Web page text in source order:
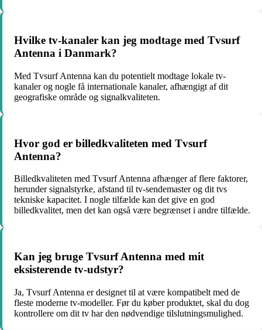
Hvilke tv-kanaler kan jeg modtage med Tvsurf
Antenna i Danmark?
Med Tvsurf Antenna kan du potentielt modtage lokale tv-
kanaler og nogle få internationale kanaler, afhængigt af dit
geografiske område og signalkvaliteten.
Hvor god er billedkvaliteten med Tvsurf
Antenna?
Billedkvaliteten med Tvsurf Antenna afhænger af flere faktorer,
herunder signalstyrke, afstand til tv-sendemaster og dit tvs
tekniske kapacitet. I nogle tilfælde kan det give en god
billedkvalitet, men det kan også være begrænset i andre tilfælde.
Kan jeg bruge Tvsurf Antenna med mit
eksisterende tv-udstyr?
Ja, Tvsurf Antenna er designet til at være kompatibelt med de
fleste moderne tv-modeller. Før du køber produktet, skal du dog
kontrollere om dit tv har den nødvendige tilslutningsmulighed.